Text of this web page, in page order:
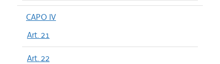
CAPO IV
Art. 21
Art. 22